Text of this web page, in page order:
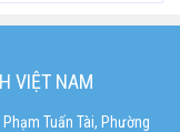
VIỆT NAM
Tuấn Tài, Phường